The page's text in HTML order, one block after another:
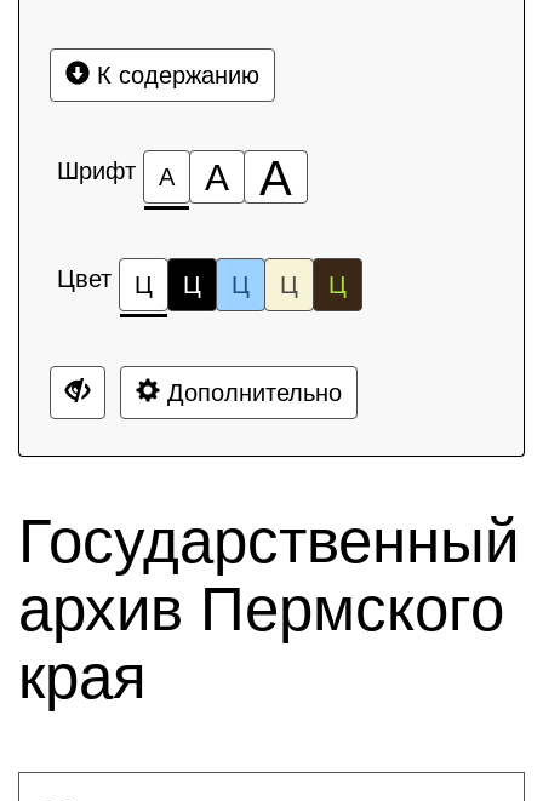
К содержанию
Шрифт А А А
Цвет Ц Ц Ц Ц Ц
Дополнительно
Государственный
архив Пермского
края